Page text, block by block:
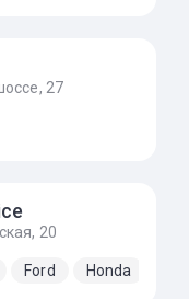
27
20
Ford Honda